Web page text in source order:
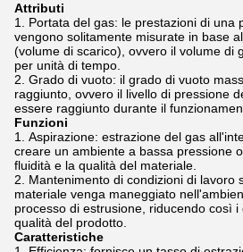
Attributi
Portata del gas: le prestazioni di una
vengono solitamente misurate in base
(volume di scarico), ovvero il volume di
per unità di tempo.
Grado di vuoto: il grado di vuoto
raggiunto, ovvero il livello di pressione
essere raggiunto durante il
Funzioni
Aspirazione: estrazione del gas
creare un ambiente a bassa pressione
fluidità e la qualità del materiale.
Mantenimento di condizioni di lavoro
materiale venga maneggiato
processo di estrusione, riducendo così
qualità del prodotto.
Caratteristiche